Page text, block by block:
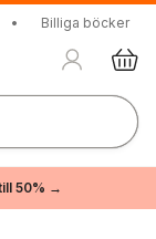
• Billiga böcker
50% →